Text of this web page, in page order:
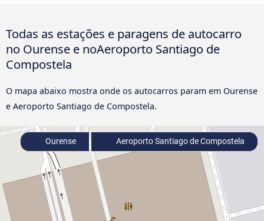
Todas as estações e paragens de autocarro
no Ourense e noAeroporto Santiago de
Compostela
O mapa abaixo mostra onde os autocarros param em Ourense
e Aeroporto Santiago de Compostela.
Ourense Aeroporto Santiago de Compostela